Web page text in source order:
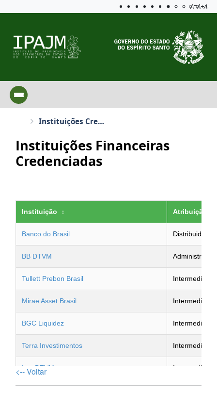
Aplicar
A=A+A-
Instituições Credenciadas
Instituições Financeiras
Credenciadas
Instituição ↕ Atribuição
Banco do Brasil Distribuidor,
BB DTVM
Tullett Prebon Brasil Intermediário
Mirae Asset Brasil Intermediário
BGC Liquidez Intermediário
Terra Investimentos Intermediário
Lev DTVM Intermediário
<-- Voltar